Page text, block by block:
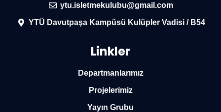
ytu.isletmekulubu@gmail.com
YTÜ Davutpaşa Kampüsü Kulüpler Vadisi / B54
Linkler
Departmanlarımız
Projelerimiz
Yayın Grubu